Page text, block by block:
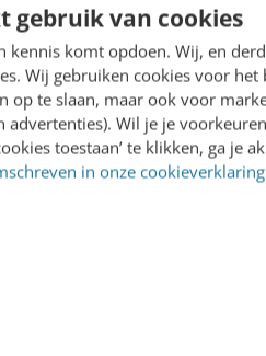
gebruik van cookies
kennis komt opdoen. Wij, en
Wij gebruiken cookies voor het
op te slaan, maar ook voor
Wil je je
toestaan’ te klikken, ga je
in onze cookieverklaring
Een eerste Preview
5 januari van start is
hier iets zinnigs over te
en suggesties voor